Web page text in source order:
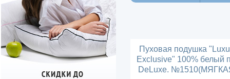
Пуховая подушка
Exclusive" 100% белый
DeLuxe.